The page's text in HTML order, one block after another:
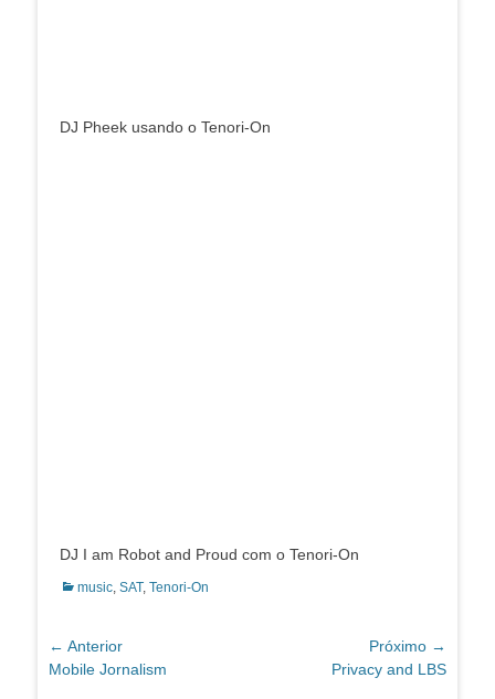
DJ Pheek usando o Tenori-On
DJ I am Robot and Proud com o Tenori-On
Categorias:
music SAT, Tenori-On
Navegação
de
← Anterior
Post
Mobile Jornalism
Próximo →
Privacy and LBS